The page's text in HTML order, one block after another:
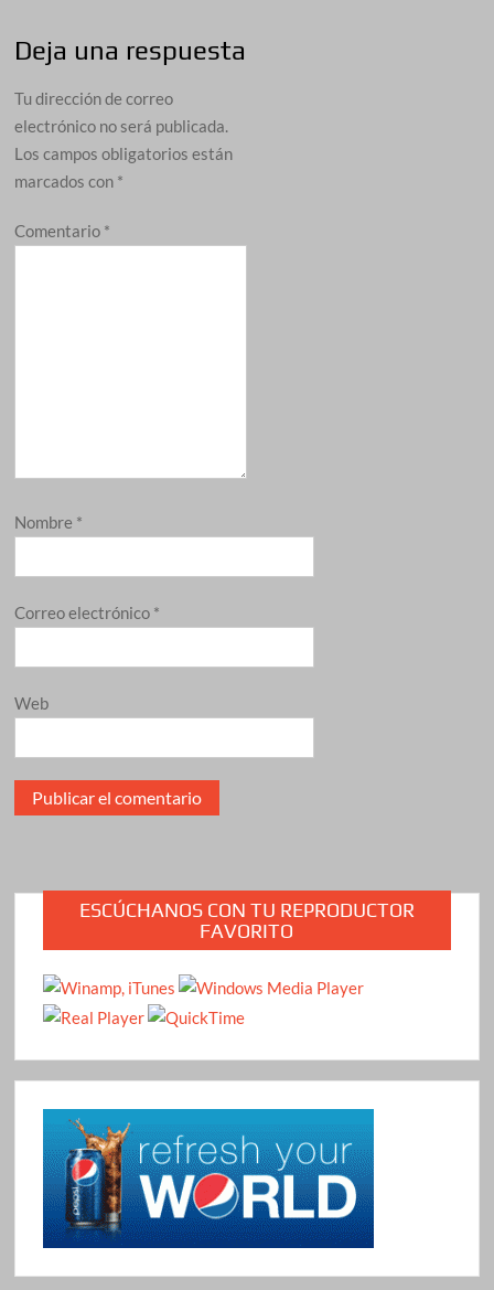
Deja una respuesta
Tu dirección de correo
electrónico no será publicada.
Los campos obligatorios están
marcados con *
Comentario *
Nombre *
Correo electrónico *
Web
ESCÚCHANOS CON TU REPRODUCTOR
FAVORITO